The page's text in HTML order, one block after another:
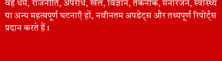
वह धर्म, राजनीति, अपराध, खेल, विज्ञान, तकनीक, मनोरंजन, स्वास्थ्य
या अन्य महत्वपूर्ण घटनाएँ हों, नवीनतम अपडेट्स और तथ्यपूर्ण रिपोर्ट्स
प्रदान करते हैं।